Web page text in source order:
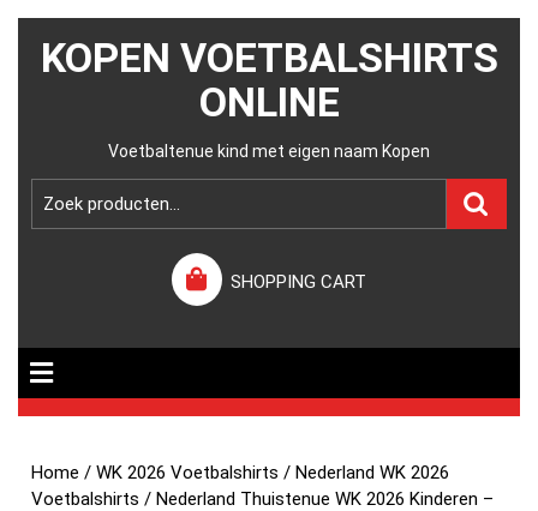
KOPEN VOETBALSHIRTS
ONLINE
Voetbaltenue kind met eigen naam Kopen
SHOPPING CART
Home /WK 2026 Voetbalshirts /Nederland WK 2026
Voetbalshirts / Nederland Thuistenue WK 2026 Kinderen –